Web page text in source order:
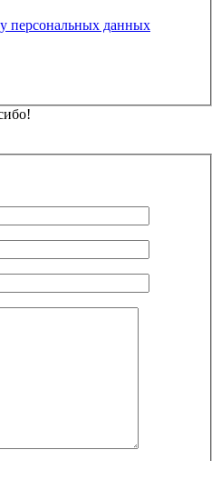
персональных данных